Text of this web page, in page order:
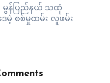
မွန်ပြည်နယ် သထုံ
မဲ့ စစ်မှုထမ်း လူဖမ်း